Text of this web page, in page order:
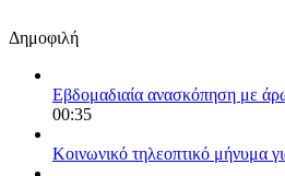
Δημοφιλή
Εβδομαδιαία ανασκόπηση με
00:35
Κοινωνικό τηλεοπτικό μήνυμα